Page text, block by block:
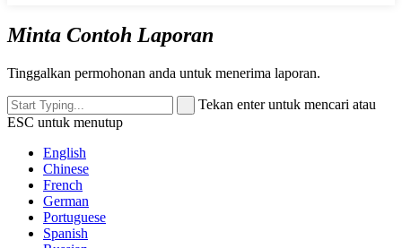
Minta Contoh Laporan
Tinggalkan permohonan anda untuk menerima laporan.
Tekan enter untuk mencari atau
ESC untuk menutup
English
Chinese
French
German
Portuguese
Spanish